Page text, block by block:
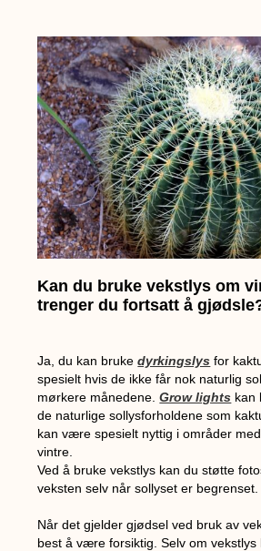
Kan du bruke vekstlys om
trenger du fortsatt å
Ja, du kan brukedyrkingslys for
spesielt hvis de ikke får nok naturlig
mørkere månedene.Grow lights kan
de naturlige sollysforholdene som
kan være spesielt nyttig i områder
vintre.
Ved å bruke vekstlys kan du støtte
veksten selv når sollyset er begrenset.
Når det gjelder gjødsel ved bruk av
best å være forsiktig. Selv om vekstlys